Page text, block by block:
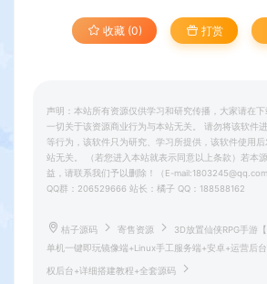
收藏 (0) 打赏
声明：本站所有资源仅供学习和研究传播，大家请在下
一切关于该资源商业行为与本站无关。 请勿将该软件
等行为，该软件只为研究、学习所提供，该软件使用
站无关。 （若您进入本站就表示同意以上条款）若本
益，请联系我们予以删除！（E-
QQ群：206529666 站长：橘子 QQ：188588162
桔子源码 寄售资源
3D放置仙侠RPG手游
单机一键即玩镜像端+Linux手工服务端+安卓+运营后
权后台+详细搭建教程+全套源码